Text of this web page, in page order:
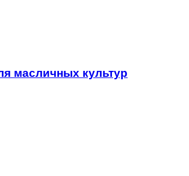
масличных культур